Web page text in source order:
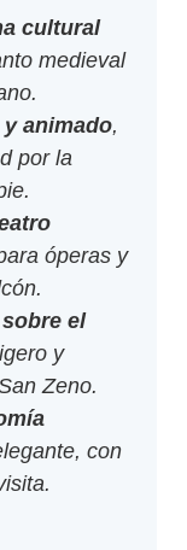
cultural
medieval
animado,
por la
óperas y
el
y
Zeno.
con